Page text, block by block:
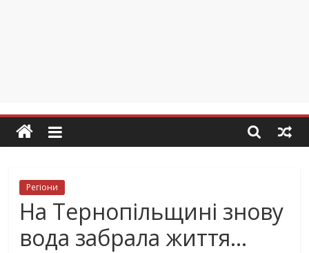
Регіони
На Тернопільщині знову
вода забрала життя…